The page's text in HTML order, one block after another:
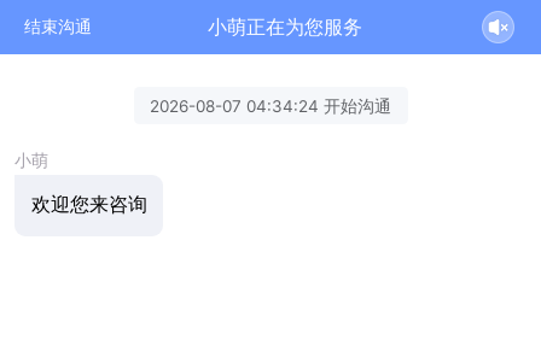
结束沟通 小萌正在为您服务
2026-08-07 04:34:24 开始沟通
小萌
欢迎您来咨询